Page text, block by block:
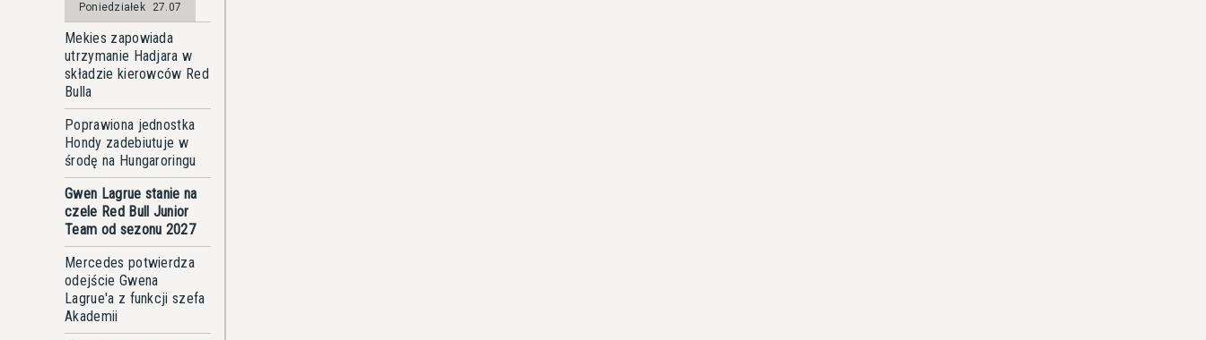
Poniedziałek 27.07
Mekies zapowiada
utrzymanie Hadjara w
składzie kierowców Red
Bulla
Poprawiona jednostka
Hondy zadebiutuje w
środę na Hungaroringu
Gwen Lagrue stanie na
czele Red Bull Junior
Team od sezonu 2027
Mercedes potwierdza
odejście Gwena
Lagrue'a z funkcji szefa
Akademii